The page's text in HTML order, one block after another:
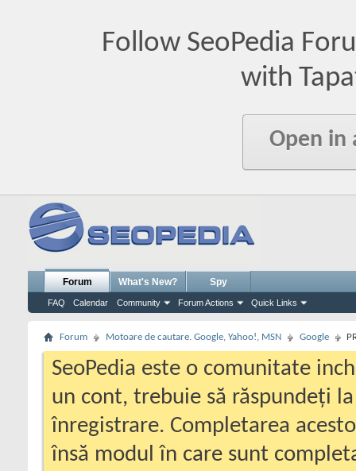
Follow SeoPedia
with
Open in
Forum
FAQ Calendar Community Forum Actions Quick Links
What's New? Spy
Forum Motoare de cautare. Google, Yahoo!, MSN Google
SeoPedia este o comunitate
un cont, trebuie să răspundeți
înregistrare. Completarea
însă modul în care sunt